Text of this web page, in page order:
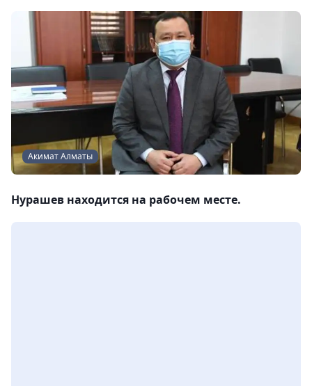
Акимат Алматы
Нурашев находится на рабочем месте.